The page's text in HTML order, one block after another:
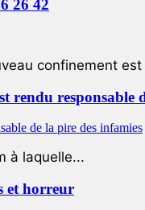
26 42
confinement
rendu responsable
à laquelle...
et horreur